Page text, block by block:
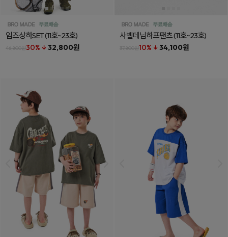
임즈상하SET(11호~23호)
46,800원30% ↓ 32,800원
사벨데님하프팬츠(11호~23호)
37,800원10% ↓ 34,100원